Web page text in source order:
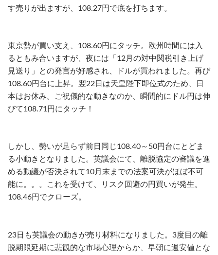
す売りが出ますが、108.27円で底を打ちます。
東京勢が買い支え、108.60円にタッチ。欧州時間には入
るともみ合いますが、夜には「12月の対中関税引き上げ
見送り」との発言が好感され、ドルが買われました。再び
108.60円台に上昇。翌22日は天皇陛下即位式のため、日
本はお休み。ご祝儀的な動きなのか、瞬間的にドル円は伸
びて108.71円にタッチ！
しかし、勢いが足らず前日同じ108.40～50円台にとどま
る小動きとなりました。英議会にて、離脱協定の審議を進
める動議が否決されて10月末までの法案可決がほぼ不可
能に。。。これを受けて、リスク回避の円買いが発生。
108.46円でクローズ。
23日も英議会の動きが売り材料になりました。3度目の離
脱期限延期に悲観的な市場心理からか、早朝に週安値とな